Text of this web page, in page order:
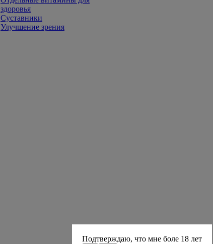
здоровья
Суставники
Улучшение зрения
Подтверждаю, что мне боле 18 лет